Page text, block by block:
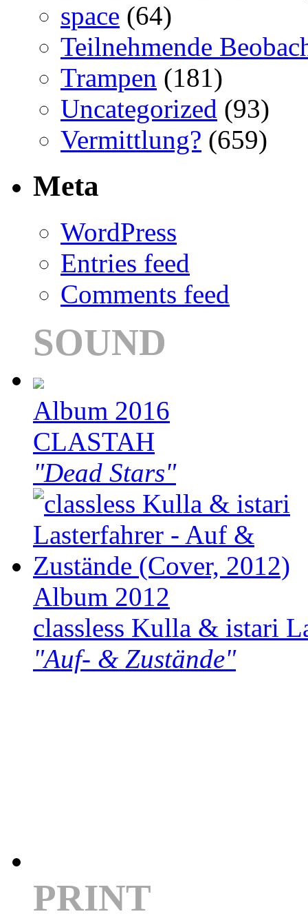
space (64)
Teilnehmende
Trampen (181)
Uncategorized (93)
Vermittlung? (659)
Meta
WordPress
Entries feed
Comments feed
SOUND
Album 2016
CLASTAH
"Dead Stars"
Album 2012
classless Kulla & istari
"Auf- & Zustände"
PRINT